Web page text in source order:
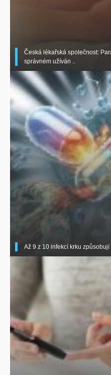
Česká lékařská společnost:
správném užíván ..
Až 9 z 10 infekcí krku